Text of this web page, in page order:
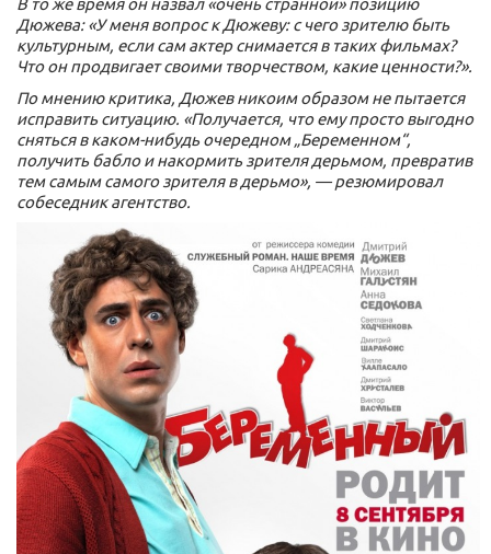
Дюжева: «У меня вопрос к Дюжеву: с чего зрителю быть
культурным, если сам актер снимается в таких фильмах?
Что он продвигает своими творчеством, какие ценности?».
По мнению критика, Дюжев никоим образом не пытается
исправить ситуацию. «Получается, что ему просто выгодно
сняться в каком-нибудь очередном „Беременном“,
получить бабло и накормить зрителя дерьмом, превратив
тем самым самого зрителя в дерьмо», — резюмировал
собеседник агентство.